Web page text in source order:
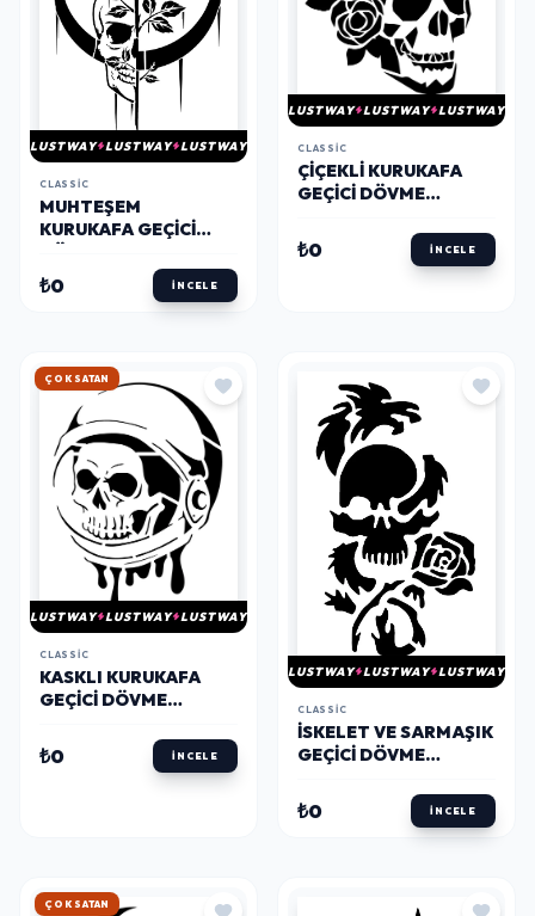
LUSTWAY LUSTWAY LUSTWAY
CLASSIC
MUHTEŞEM
KURUKAFA GEÇICI
₺0 İNCELE
LUSTWAY LUSTWAY LUSTWAY
CLASSIC
ÇIÇEKLI KURUKAFA
GEÇICI DÖVME
₺0 İNCELE
HIZLI KARGO
LUSTWAY LUSTWAY LUSTWAY
CLASSIC
KASKLI KURUKAFA
GEÇICI DÖVME
₺0 İNCELE
LUSTWAY LUSTWAY LUSTWAY
CLASSIC
İSKELET VE SARMAŞIK
GEÇICI DÖVME
₺0 İNCELE
HIZLI KARGO